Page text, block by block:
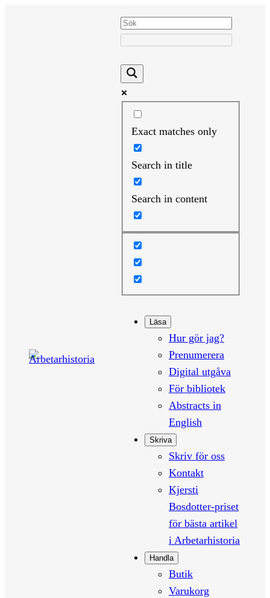
Exact matches only
Search in title
Search in content
Läsa
Hur gör jag?
Prenumerera
Digital utgåva
För bibliotek
Abstracts in
English
Skriva
Skriv för oss
Kontakt
Kjersti
Bosdotter-priset
för bästa artikel
i Arbetarhistoria
Handla
Butik
Varukorg